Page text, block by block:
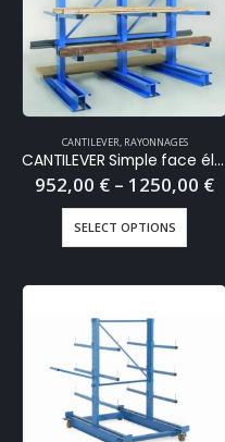
CANTILEVER RAYONNAGES
CANTILEVER Simple face élément départ
952,00 € – 1250,00 €
SELECT OPTIONS